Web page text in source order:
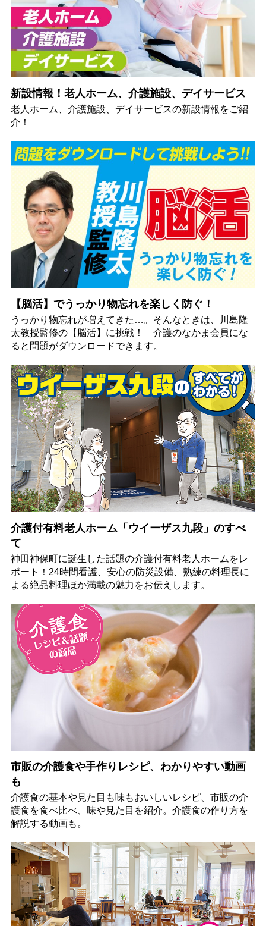
新設情報！老人ホーム、介護施設、デイサービス
老人ホーム、介護施設、デイサービスの新設情報をご紹
介！
【脳活】でうっかり物忘れを楽しく防ぐ！
うっかり物忘れが増えてきた…。そんなときは、川島隆
太教授監修の【脳活】に挑戦！ 介護のなかま会員にな
ると問題がダウンロードできます。
介護付有料老人ホーム「ウイーザス九段」のすべ
て
神田神保町に誕生した話題の介護付有料老人ホームをレ
ポート！24時間看護、安心の防災設備、熟練の料理長に
よる絶品料理ほか満載の魅力をお伝えします。
市販の介護食や手作りレシピ、わかりやすい動画
も
介護食の基本や見た目も味もおいしいレシピ、市販の介
護食を食べ比べ、味や見た目を紹介。介護食の作り方を
解説する動画も。